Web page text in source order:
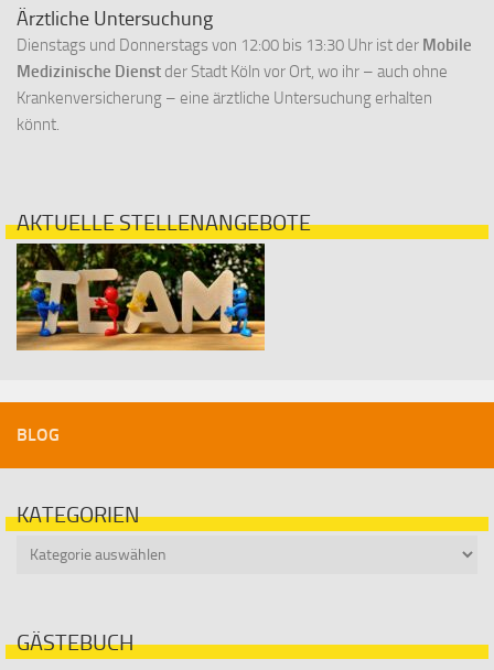
Ärztliche Untersuchung
Dienstags und Donnerstags von 12:00 bis 13:30 Uhr ist der Mobile
Medizinische Dienst der Stadt Köln vor Ort, wo ihr – auch ohne
Krankenversicherung – eine ärztliche Untersuchung erhalten
könnt.
AKTUELLE STELLENANGEBOTE
BLOG
KATEGORIEN
Kategorien
GÄSTEBUCH